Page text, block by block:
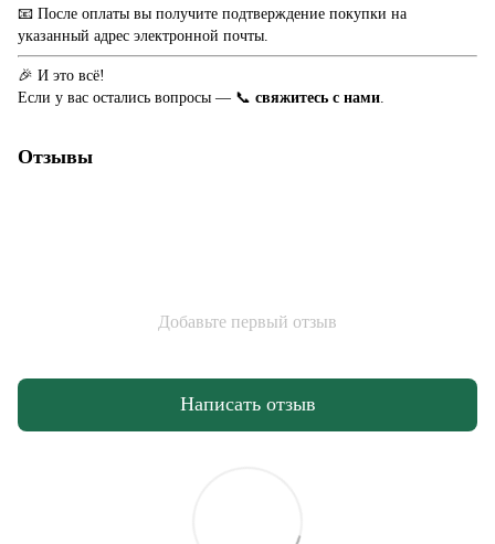
📧 После оплаты вы получите подтверждение покупки на
указанный адрес электронной почты.
🎉 И это всё!
Если у вас остались вопросы — 📞 свяжитесь с нами
Отзывы
Добавьте первый отзыв
Написать отзыв